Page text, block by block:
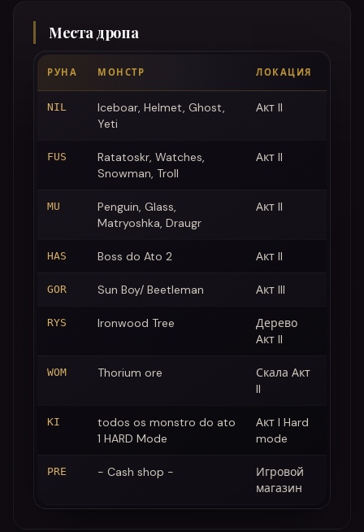
Места дропа
РУНА МОНСТР ЛОКАЦИЯ
NIL
Iceboar, Helmet, Ghost,
Yeti
Акт II
FUS
Ratatoskr, Watches,
Snowman, Troll
Акт II
MU
Penguin, Glass,
Matryoshka, Draugr
Акт II
HAS Boss do Ato 2 Акт II
GOR Sun Boy/ Beetleman Акт III
RYS Ironwood Tree
Дерево
Акт II
WOM Thorium ore
Скала Акт
II
KI
todos os monstro do ato
1 HARD Mode
Акт I Hard
mode
PRE - Cash shop -
Игровой
магазин